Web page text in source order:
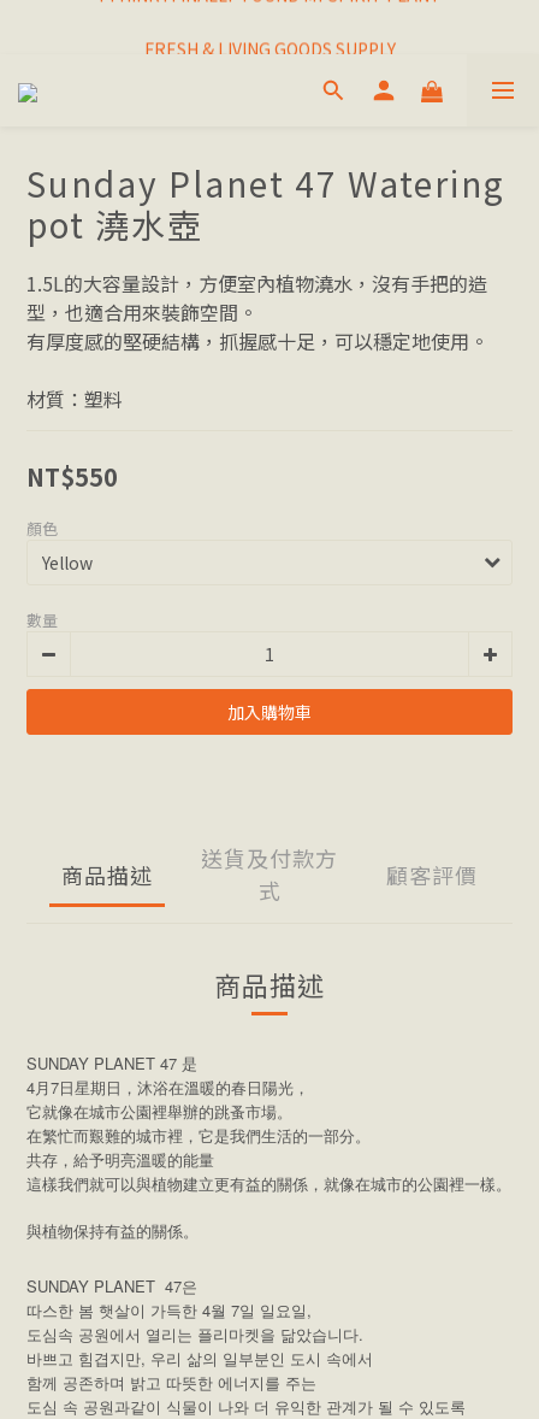
FRESH & LIVING GOODS SUPPLY
HAPPINESNESS IS HAVING LOTS OF PLANTS
Sunday Planet 47 Watering
pot 澆水壺
1.5L的大容量設計，方便室內植物澆水，沒有手把的造
型，也適合用來裝飾空間。
有厚度感的堅硬結構，抓握感十足，可以穩定地使用。
材質：塑料
NT$550
顏色
數量
加入購物車
商品描述
送貨及付款方
式
顧客評價
商品描述
SUNDAY PLANET 47 是
4月7日星期日，沐浴在溫暖的春日陽光，
它就像在城市公園裡舉辦的跳蚤市場。
在繁忙而艱難的城市裡，它是我們生活的一部分。
共存，給予明亮溫暖的能量
這樣我們就可以與植物建立更有益的關係，就像在城市的公園裡一樣。
與植物保持有益的關係。
SUNDAY PLANET 47은
따스한 봄 햇살이 가득한 4월 7일 일요일,
도심속 공원에서 열리는 플리마켓을 닮았습니다.
바쁘고 힘겹지만, 우리 삶의 일부분인 도시 속에서
함께 공존하며 밝고 따뜻한 에너지를 주는
도심 속 공원과같이 식물이 나와 더 유익한 관계가 될 수 있도록